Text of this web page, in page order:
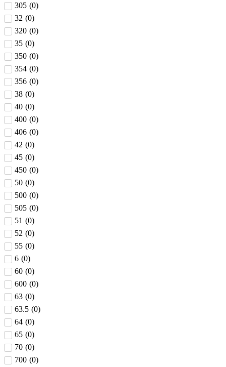
305 (0)
32 (0)
320 (0)
35 (0)
350 (0)
354 (0)
356 (0)
38 (0)
40 (0)
400 (0)
406 (0)
42 (0)
45 (0)
450 (0)
50 (0)
500 (0)
505 (0)
51 (0)
52 (0)
55 (0)
6 (0)
60 (0)
600 (0)
63 (0)
63.5 (0)
64 (0)
65 (0)
70 (0)
700 (0)